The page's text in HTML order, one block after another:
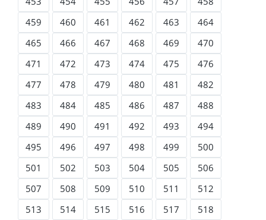
459
460 461 462 463
464
465
466 467 468 469
470
471
472 473 474 475
476
477
478 479 480 481
482
483
484 485 486 487
488
489
490 491 492 493
494
495
496 497 498 499
500
501
502 503 504 505
506
507
508 509 510 511
512
513
514 515 516 517
518